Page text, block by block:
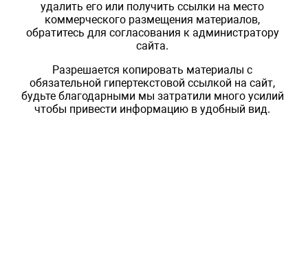
удалить его или получить ссылки на место
коммерческого размещения материалов,
обратитесь для согласования к администратору
сайта.
Разрешается копировать материалы с
обязательной гипертекстовой ссылкой на сайт,
будьте благодарными мы затратили много усилий
чтобы привести информацию в удобный вид.